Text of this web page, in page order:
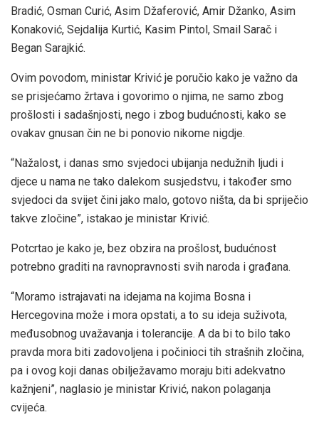
Bradić, Osman Curić, Asim Džaferović, Amir Džanko, Asim
Konaković, Sejdalija Kurtić, Kasim Pintol, Smail Sarač i
Began Sarajkić.
Ovim povodom, ministar Krivić je poručio kako je važno da
se prisjećamo žrtava i govorimo o njima, ne samo zbog
prošlosti i sadašnjosti, nego i zbog budućnosti, kako se
ovakav gnusan čin ne bi ponovio nikome nigdje.
“Nažalost, i danas smo svjedoci ubijanja nedužnih ljudi i
djece u nama ne tako dalekom susjedstvu, i također smo
svjedoci da svijet čini jako malo, gotovo ništa, da bi spriječio
takve zločine”, istakao je ministar Krivić.
Potcrtao je kako je, bez obzira na prošlost, budućnost
potrebno graditi na ravnopravnosti svih naroda i građana.
“Moramo istrajavati na idejama na kojima Bosna i
Hercegovina može i mora opstati, a to su ideja suživota,
međusobnog uvažavanja i tolerancije. A da bi to bilo tako
pravda mora biti zadovoljena i počinioci tih strašnih zločina,
pa i ovog koji danas obilježavamo moraju biti adekvatno
kažnjeni”, naglasio je ministar Krivić, nakon polaganja
cvijeća.